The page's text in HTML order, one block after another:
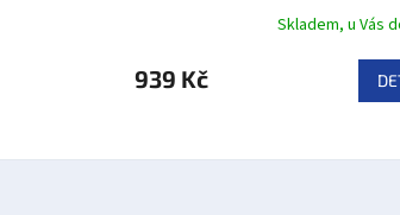
Skladem, u Vás
939 Kč